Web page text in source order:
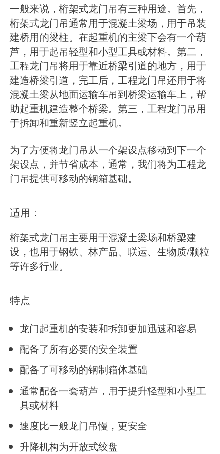
一般来说，桁架式龙门吊有三种用途。首先，
桁架式龙门吊通常用于混凝土梁场，用于吊装
建桥用的梁柱。在起重机的主梁下会有一个葫
芦，用于起吊轻型和小型工具或材料。第二，
工程龙门吊将用于靠近桥梁引道的地方，用于
建造桥梁引道，完工后，工程龙门吊还用于将
混凝土梁从地面运输车吊到桥梁运输车上，帮
助起重机建造整个桥梁。第三，工程龙门吊用
于拆卸和重新竖立起重机。
为了方便将龙门吊从一个架设点移动到下一个
架设点，并节省成本，通常，我们将为工程龙
门吊提供可移动的钢箱基础。
适用：
桁架式龙门吊主要用于混凝土梁场和桥梁建
设，也用于钢铁、林产品、联运、生物质/颗粒
等许多行业。
特点
龙门起重机的安装和拆卸更加迅速和容易
配备了所有必要的安全装置
配备了可移动的钢制箱体基础
通常配备一套葫芦，用于提升轻型和小型工
具或材料
速度比一般龙门吊慢，更安全
升降机构为开放式绞盘